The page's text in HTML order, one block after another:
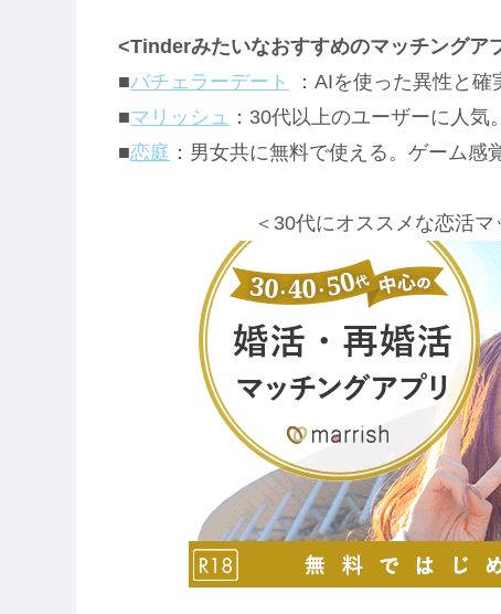
<Tinderみたいなおすすめのマッチングア
■バチェラーデート
：AIを使った異性と
■マリッシュ
：30代以上のユーザーに人
■恋庭 ：男女共に無料で使える。ゲーム感
＜30代にオススメな恋活